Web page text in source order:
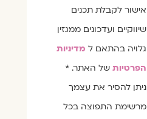
אישור לקבלת תכנים
שיווקיים ועדכונים ממגזין
גלויה בהתאם למדיניות
הפרטיותשל האתר. *
ניתן להסיר את עצמך
מרשימת התפוצה בכל